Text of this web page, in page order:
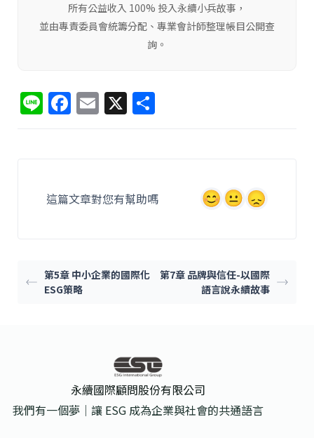
所有公益收入 100% 投入永續小兵故事，
並由專責委員會統籌分配、專業會計師整理帳目公開查
詢。
Li
n
F
a
b
o
E
m
X
這篇文章對您有幫助嗎
第5章 中小企業的國際化
ESG策略
第7章 品牌與信任-以國際
語言說永續故事
永續國際顧問股份有限公司
我們有一個夢｜讓 ESG 成為企業與社會的共通語言